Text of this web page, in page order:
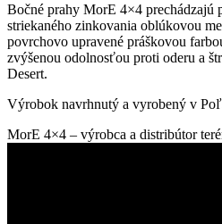
Bočné prahy MorE 4×4 prechádzajú
striekaného zinkovania oblúkovou
povrchovo upravené práškovou
zvýšenou odolnosťou proti oderu a
Desert.
Výrobok navrhnutý a vyrobený v
MorE 4×4 – výrobca a distribútor